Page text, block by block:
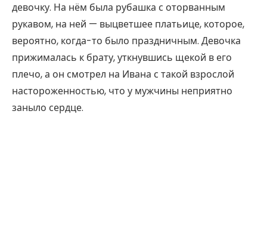
девочку. На нём была рубашка с оторванным
рукавом, на ней — выцветшее платьице, которое,
вероятно, когда-то было праздничным. Девочка
прижималась к брату, уткнувшись щекой в его
плечо, а он смотрел на Ивана с такой взрослой
настороженностью, что у мужчины неприятно
заныло сердце.